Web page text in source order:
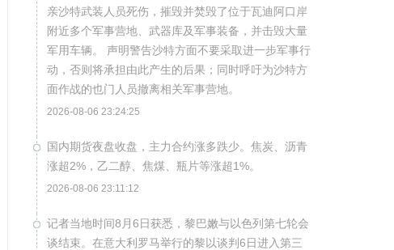
亲沙特武装人员死伤，摧毁并焚毁了位于瓦迪阿口岸
附近多个军事营地、武器库及军事装备，并击毁大量
军用车辆。 声明警告沙特方面不要采取进一步军事行
动，否则将承担由此产生的后果；同时呼吁为沙特方
面作战的也门人员撤离相关军事营地。
2026-08-06 23:24:25
国内期货夜盘收盘，主力合约涨多跌少。焦炭、沥青
涨超2%，乙二醇、焦煤、瓶片等涨超1%。
2026-08-06 23:11:12
记者当地时间8月6日获悉，黎巴嫩与以色列第七轮会
谈结束。在意大利罗马举行的黎以谈判6日进入第三